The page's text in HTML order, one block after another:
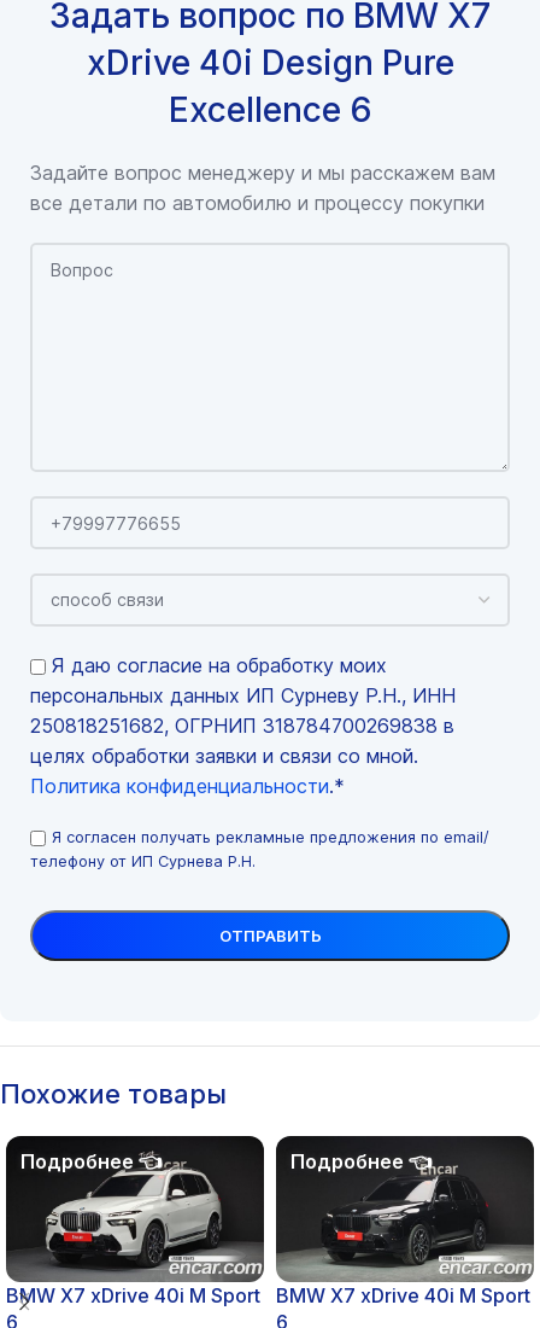
Задать вопрос по BMW X7
xDrive 40i Design Pure
Excellence 6
Задайте вопрос менеджеру и мы расскажем вам
все детали по автомобилю и процессу покупки
Я даю согласие на обработку моих
персональных данных ИП Сурневу Р.Н., ИНН
250818251682, ОГРНИП 318784700269838 в
целях обработки заявки и связи со мной.
Политика конфиденциальности.*
Я согласен получать рекламные предложения по email/
телефону от ИП Сурнева Р.Н.
Похожие товары
BMW X7 xDrive 40i M Sport
6
BMW X7 xDrive 40i M Sport
6